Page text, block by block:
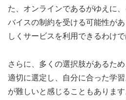
た、オンラインであるがゆえに
バイスの制約を受ける可能性が
しくサービスを利用できるわけで
さらに、多くの選択肢があるた
適切に選定し、自分に合った学
が難しいと感じることもありま